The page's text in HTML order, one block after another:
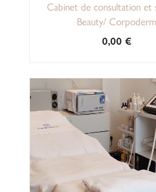
Cabinet de consultation et
Beauty/ Corpoderm
0,00 €